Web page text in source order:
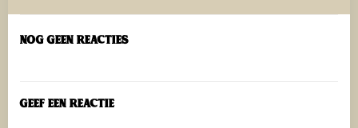
navigatie
Nog geen reacties
Geef een reactie